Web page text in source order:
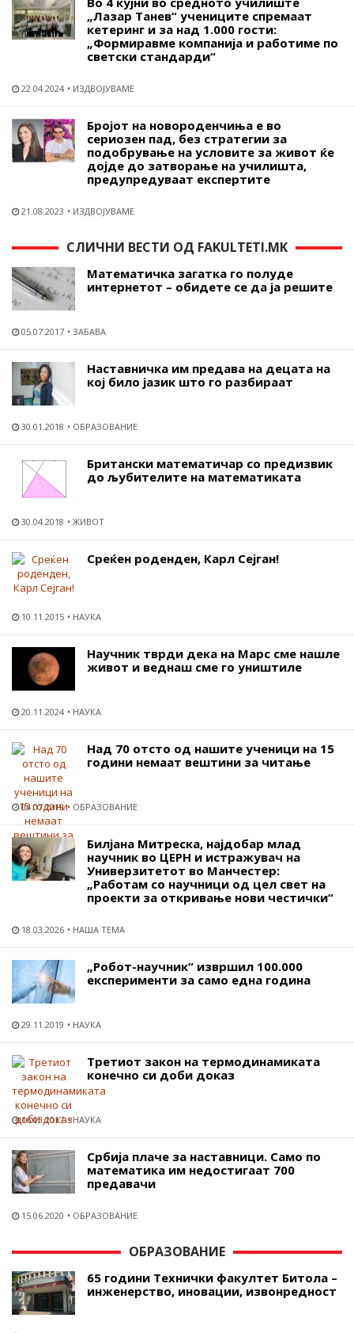
„Лазар Танев“ учениците спремаат
кетеринг и за над 1.000 гости:
„Формиравме компанија и работиме по
светски стандарди“
22.04.2024 ИЗДВОЈУВАМЕ
Бројот на новороденчиња е во
сериозен пад, без стратегии за
подобрување на условите за живот ќе
дојде до затворање на училишта,
предупредуваат експертите
21.08.2023 ИЗДВОЈУВАМЕ
СЛИЧНИ ВЕСТИ ОД FAKULTETI.MK
Математичка загатка го полуде
интернетот – обидете се да ја решите
05.07.2017 ЗАБАВА
Наставничка им предава на децата на
кој било јазик што го разбираат
30.01.2018 ОБРАЗОВАНИЕ
Британски математичар со предизвик
до љубителите на математиката
30.04.2018 ЖИВОТ
Среќен роденден, Карл Сејган!
10.11.2015 НАУКА
Научник тврди дека на Марс сме нашле
живот и веднаш сме го уништиле
20.11.2024 НАУКА
Над 70 отсто од нашите ученици на 15
години немаат вештини за читање
04.07.2019 ОБРАЗОВАНИЕ
Билјана Митреска, најдобар млад
научник во ЦЕРН и истражувач на
Универзитетот во Манчестер:
„Работам со научници од цел свет на
проекти за откривање нови честички“
18.03.2026 НАША ТЕМА
„Робот-научник“ извршил 100.000
експерименти за само една година
29.11.2019 НАУКА
Третиот закон на термодинамиката
конечно си доби доказ
16.03.2017 НАУКА
Србија плаче за наставници. Само по
математика им недостигаат 700
предавачи
15.06.2020 ОБРАЗОВАНИЕ
ОБРАЗОВАНИЕ
65 години Технички факултет Битола –
инженерство, иновации, извонредност